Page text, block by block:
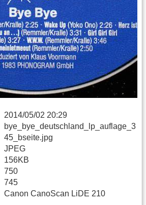
2014/05/02 20:29
bye_bye_deutschland_lp_auflage_3
45_bseite.jpg
JPEG
156KB
750
745
Canon CanoScan LiDE 210